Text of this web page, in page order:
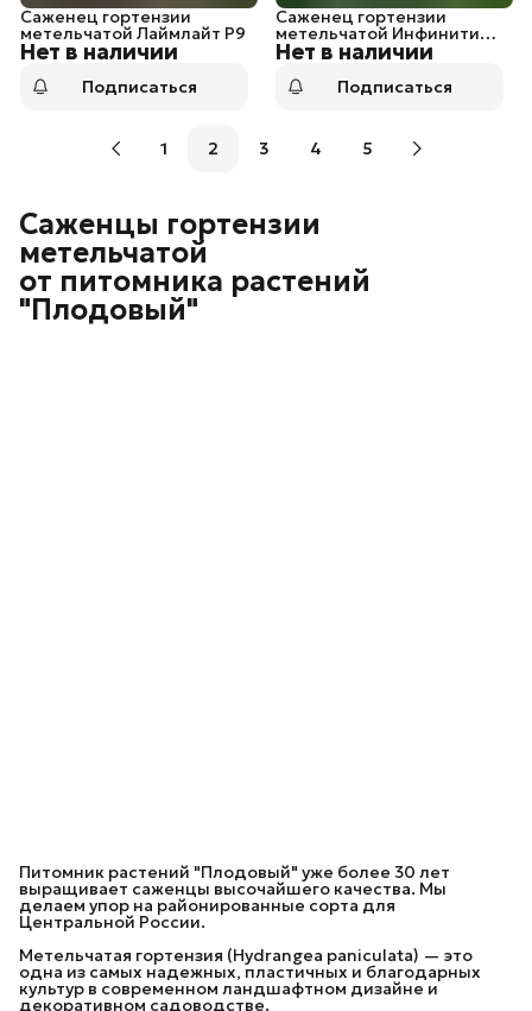
Нет в наличии
Саженец гортензии
метельчатой Лаймлайт P9
Подписаться
Нет в наличии
Саженец гортензии
метельчатой Инфинити
P9
Подписаться
1 2 3 4 5
Саженцы гортензии
метельчатой
от питомника растений
"Плодовый"
Питомник растений "Плодовый" уже более 30 лет
выращивает саженцы высочайшего качества. Мы
делаем упор на районированные сорта для
Центральной России.
Метельчатая гортензия (Hydrangea paniculata) — это
одна из самых надежных, пластичных и благодарных
культур в современном ландшафтном дизайне и
декоративном садоводстве.